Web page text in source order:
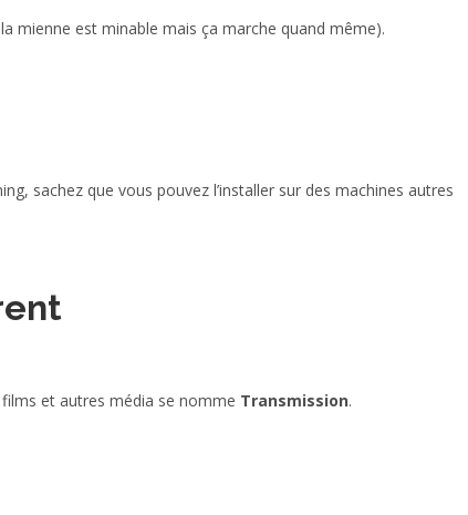
mienne est minable mais ça marche quand même).
sachez que vous pouvez l’installer sur des machines autres
et autres média se nomme Transmission.